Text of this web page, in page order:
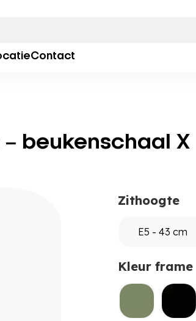
Contact
– beukenschaal X
Zithoogte
E5 - 43 cm
Kleur frame